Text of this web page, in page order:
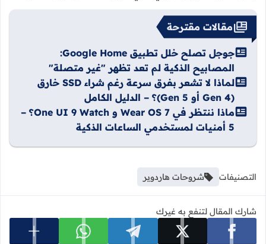
مقالات مقترحة
جوجل تصلح خلل تطبيق Google Home:
المصابيح الذكية لم تعد تظهر "غير متصلة"
لماذا لا تشعر بفرق سرعة رغم شراء SSD خارق
(Gen 4 أو Gen 5)؟ – الدليل الكامل
ماذا ننتظر في Wear OS 7 و One UI 9 Watch؟ –
5 أمنيات لمستخدمي الساعات الذكية
التصنيفات شروحات هاردوير
شارك المقال لتنفع به غيرك
شارك على facebook شارك على x شارك على telegram شارك على whatsapp عرض